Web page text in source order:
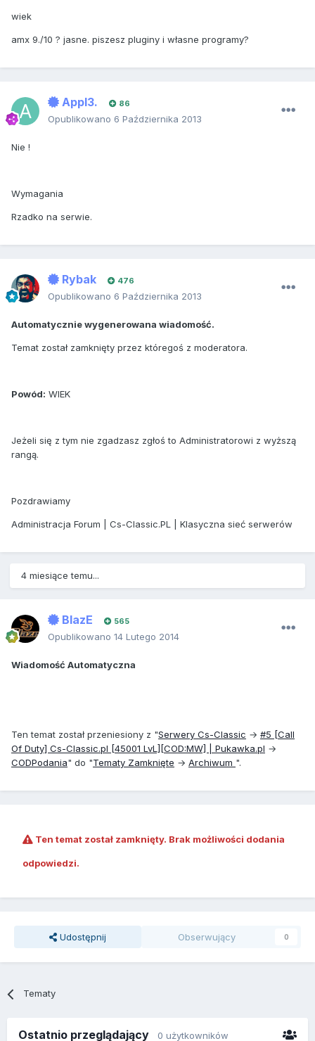
wiek
amx 9./10 ? jasne. piszesz pluginy i własne programy?
Appl3. 86
Opublikowano 6 Października 2013
Nie !
Wymagania
Rzadko na serwie.
Rybak 476
Opublikowano 6 Października 2013
Automatycznie wygenerowana wiadomość.
Temat został zamknięty przez któregoś z moderatora.
Powód: WIEK
Jeżeli się z tym nie zgadzasz zgłoś to Administratorowi z wyższą
rangą.
Pozdrawiamy
Administracja Forum | Cs-Classic.PL | Klasyczna sieć serwerów
4 miesiące temu...
BlazE 565
Opublikowano 14 Lutego 2014
Wiadomość Automatyczna
Ten temat został przeniesiony z "Serwery Cs-Classic → #5 [Call
Of Duty] Cs-Classic.pl [45001 LvL][COD:MW] | Pukawka.pl →
CODPodania" do "Tematy Zamknięte → Archiwum ".
Ten temat został zamknięty. Brak możliwości dodania
odpowiedzi.
Udostępnij Obserwujący 0
Tematy
Ostatnio przeglądający 0 użytkowników